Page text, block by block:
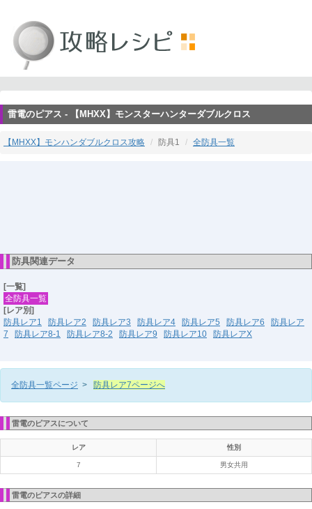
雷電のピアス - 【MHXX】モンスターハンターダブルクロス
【MHXX】モンハンダブルクロス攻略 防具1 全防具一覧
防具関連データ
[一覧]
全防具一覧
[レア別]
防具レア1
防具レア2 防具レア3 防具レア4 防具レア5 防具レア6
防具レア
7
防具レア8-1 防具レア8-2 防具レア9 防具レア10 防具レアX
全防具一覧ページ > 防具レア7ページへ
雷電のピアスについて
レア 性別
7 男女共用
雷電のピアスの詳細